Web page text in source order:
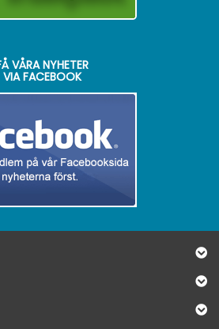
VÅRA NYHETER
VIA FACEBOOK